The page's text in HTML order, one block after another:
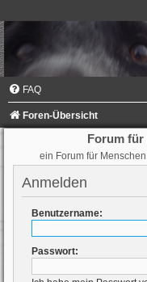
FAQ
Foren-Übersicht
Forum
ein Forum für
Anmelden
Benutzername:
Passwort: